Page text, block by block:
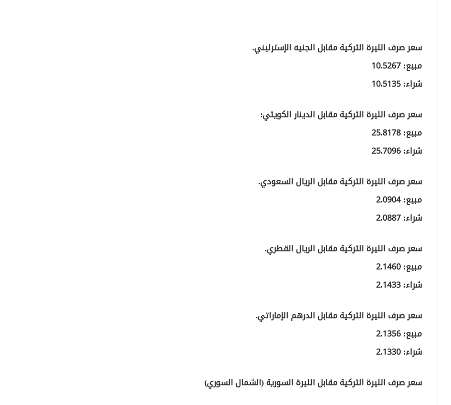
سعر صرف الليرة التركية مقابل الجنيه الإسترليني.
مبيع: 10.5267
شراء: 10.5135
سعر صرف الليرة التركية مقابل الدينار الكويتي:
مبيع: 25.8178
شراء: 25.7096
سعر صرف الليرة التركية مقابل الريال السعودي.
مبيع: 2.0904
شراء: 2.0887
سعر صرف الليرة التركية مقابل الريال القطري.
مبيع: 2.1460
شراء: 2.1433
سعر صرف الليرة التركية مقابل الدرهم الإماراتي.
مبيع: 2.1356
شراء: 2.1330
سعر صرف الليرة التركية مقابل الليرة السورية (الشمال السوري)